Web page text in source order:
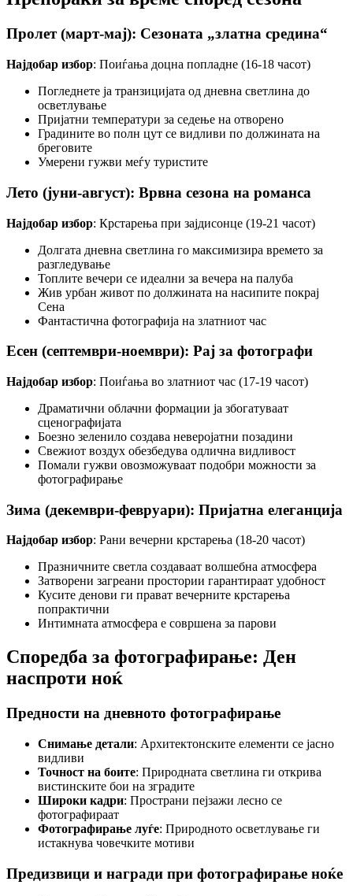
Пролет (март-мај): Сезоната „златна средина“
Најдобар избор: Поиѓања доцна попладне (16-18 часот)
Погледнете ја транзицијата од дневна светлина до
осветлување
Пријатни температури за седење на отворено
Градините во полн цут се видливи по должината на
бреговите
Умерени гужви меѓу туристите
Лето (јуни-август): Врвна сезона на романса
Најдобар избор: Крстарења при зајдисонце (19-21 часот)
Долгата дневна светлина го максимизира времето за
разгледување
Топлите вечери се идеални за вечера на палуба
Жив урбан живот по должината на насипите покрај
Сена
Фантастична фотографија на златниот час
Есен (септември-ноември): Рај за фотографи
Најдобар избор: Поиѓања во златниот час (17-19 часот)
Драматични облачни формации ја збогатуваат
сценографијата
Боезно зеленило создава неверојатни позадини
Свежиот воздух обезбедува одлична видливост
Помали гужви овозможуваат подобри можности за
фотографирање
Зима (декември-февруари): Пријатна елеганција
Најдобар избор: Рани вечерни крстарења (18-20 часот)
Празничните светла создаваат волшебна атмосфера
Затворени загреани простории гарантираат удобност
Кусите денови ги прават вечерните крстарења
попрактични
Интимната атмосфера е совршена за парови
Споредба за фотографирање: Ден
наспроти ноќ
Предности на дневното фотографирање
Снимање детали: Архитектонските елементи се јасно
видливи
Точност на боите: Природната светлина ги открива
вистинските бои на зградите
Широки кадри: Пространи пејзажи лесно се
фотографираат
Фотографирање луѓе: Природното осветлување ги
истакнува човечките мотиви
Предизвици и награди при фотографирање ноќе